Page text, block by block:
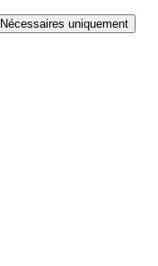
Nécessaires uniquement